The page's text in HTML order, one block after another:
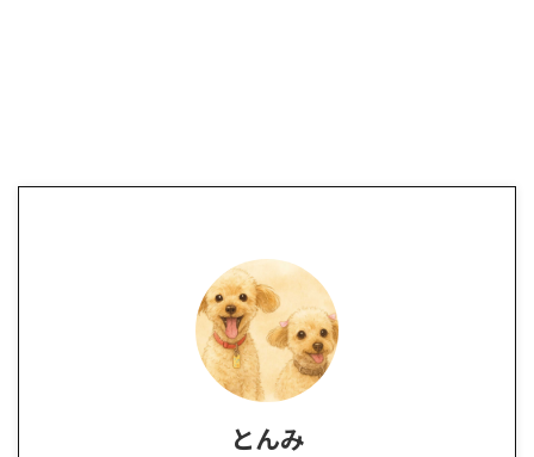
とんみ